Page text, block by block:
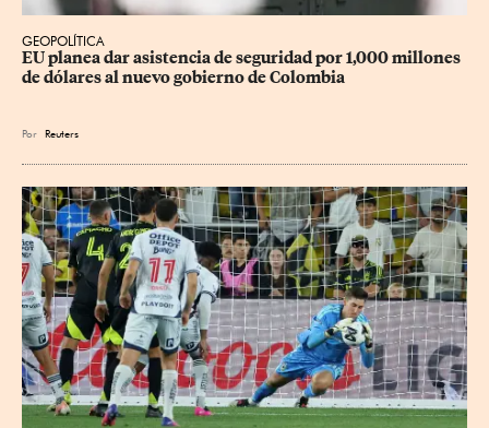
GEOPOLÍTICA
EU planea dar asistencia de seguridad por 1,000 millones
de dólares al nuevo gobierno de Colombia
Por Reuters